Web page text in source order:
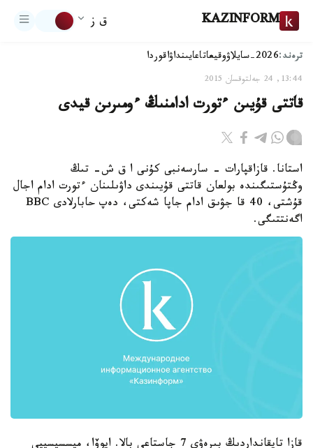
KAZINFORM ق ز
ترەند:2026-سايلاۋ وقيعاتاعايىنداۋاقوردا
13:44, 24 جەلتوقسان 2015
قاتتى قۇيىن ءتورت ادامنىڭ ءومىرىن قيدى
استانا. قازاقپارات - سارسەنبى كۇنى ا ق ش- تىڭ
وڭتۇستىگىندە بولعان قاتتى قۇيىندى داۋىلىنان ءتورت ادام اجال
قۇشتى، 40 قا جۋىق ادام جاپا شەكتى، دەپ حابارلادى BBC
اگەنتتىگى.